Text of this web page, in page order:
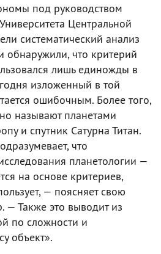
под руководством
Центральной
систематический анализ
обнаружили, что критерий
лишь единожды в
изложенный в той
ошибочным. Более того,
называют планетами
и спутник Сатурна Титан.
что
планетологии —
на основе критериев,
— поясняет свою
— Также это выводит из
по сложности и
объект».